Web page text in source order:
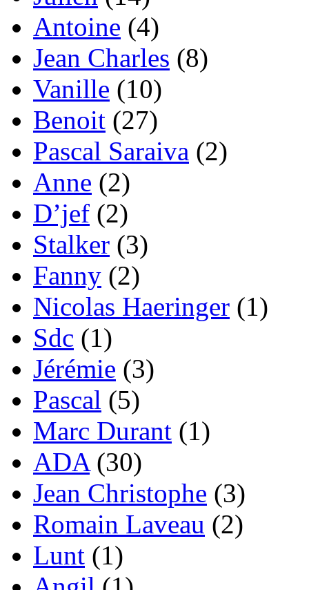
Antoine (4)
Jean Charles (8)
Vanille (10)
Benoit (27)
Pascal Saraiva (2)
Anne (2)
D’jef (2)
Stalker (3)
Fanny (2)
Nicolas Haeringer (1)
Sdc (1)
Jérémie (3)
Pascal (5)
Marc Durant (1)
ADA(30)
Jean Christophe (3)
Romain Laveau (2)
Lunt (1)